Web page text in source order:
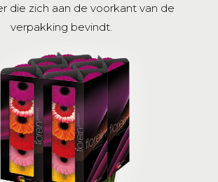
die zich aan de voorkant van de
verpakking bevindt.